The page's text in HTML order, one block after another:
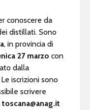
conoscere da
distillati. Sono
, in provincia di
27 marzo con
dalla
iscrizioni sono
scrivere
toscana@anag.it